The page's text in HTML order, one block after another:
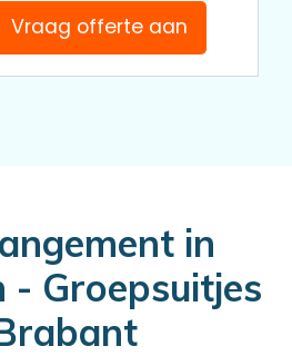
Vraag offerte aan
in
- Groepsuitjes